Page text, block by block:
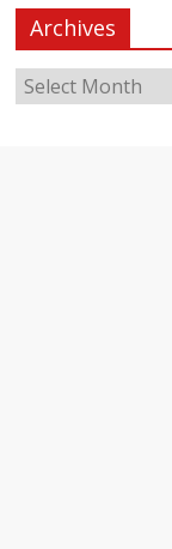
Archives